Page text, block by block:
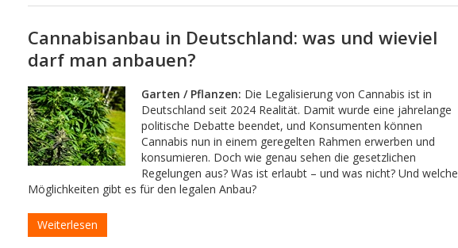
Cannabisanbau in Deutschland: was und wieviel
darf man anbauen?
Garten / Pflanzen: Die Legalisierung von Cannabis ist in
Deutschland seit 2024 Realität. Damit wurde eine jahrelange
politische Debatte beendet, und Konsumenten können
Cannabis nun in einem geregelten Rahmen erwerben und
konsumieren. Doch wie genau sehen die gesetzlichen
Regelungen aus? Was ist erlaubt – und was nicht? Und welche
Möglichkeiten gibt es für den legalen Anbau?
Weiterlesen